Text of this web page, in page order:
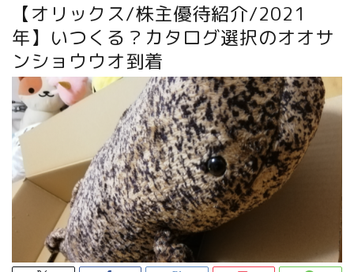
【オリックス/株主優待紹介/2021
年】いつくる？カタログ選択のオオサ
ンショウウオ到着